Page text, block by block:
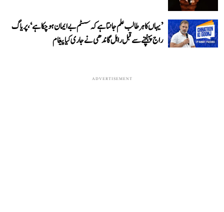
’یہاں کا ہر طالب علم جانتا ہے کہ سسٹم بے ایمان ہو چکا ہے‘، پریاگ
راج پہنچنے سے قبل راہل گاندھی نے جاری کیا پیغام
ADVERTISEMENT